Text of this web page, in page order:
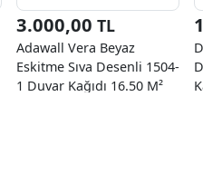
3.000,00 TL
Adawall Vera Beyaz
Eskitme Sıva Desenli 1504-
1 Duvar Kağıdı 16.50 M²